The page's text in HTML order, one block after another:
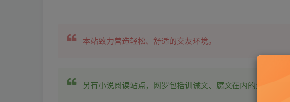
本站致力营造轻松、舒适的交友环境。
另有小说阅读站点，网罗包括训诫文、腐文在内的全网书源。